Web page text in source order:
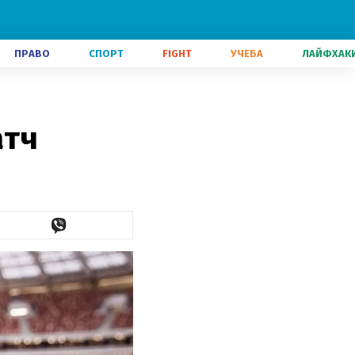
ПРАВО СПОРТ FIGHT УЧЕБА